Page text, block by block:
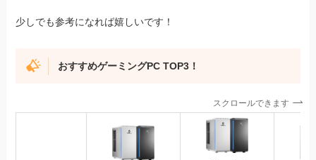
少しでも参考になれば嬉しいです！
おすすめゲーミングPC TOP3！
スクロールできます